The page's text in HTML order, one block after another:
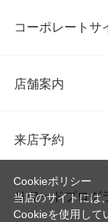
コーポレートサ
店舗案内
来店予約
リワードプログ
Cookieポリシー
当店のサイトには
Cookieを使用して